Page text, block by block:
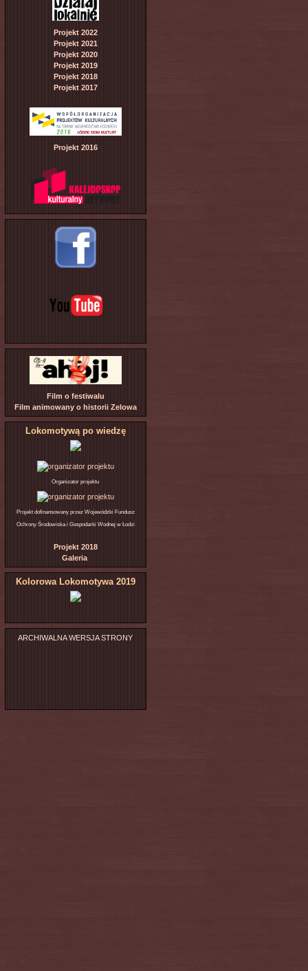
Projekt 2022
Projekt 2021
Projekt 2020
Projekt 2019
Projekt 2018
Projekt 2017
Projekt 2016
Film o festiwalu
Film animowany o historii Zelowa
Lokomotywą po wiedzę
Organizator projektu
Projekt dofinansowany przez Wojewódzki Fundusz
Ochrony Środowiska i Gospodarki Wodnej w Łodzi
Projekt 2018
Galeria
Kolorowa Lokomotywa 2019
ARCHIWALNA WERSJA STRONY